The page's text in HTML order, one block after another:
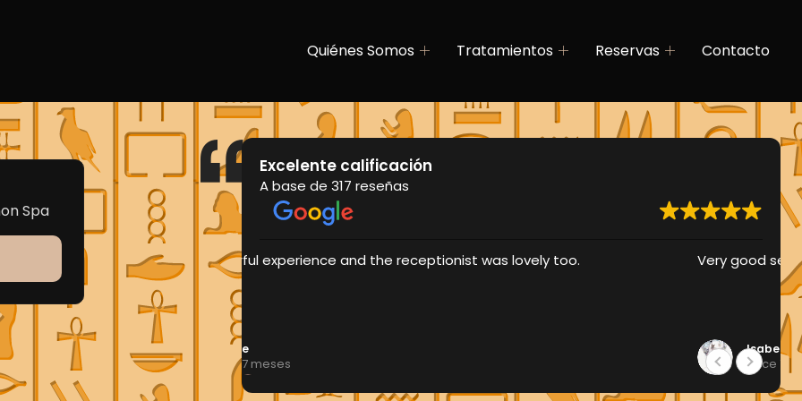
Quiénes Somos Tratamientos Reservas Contacto
Spa
Excelente calificación
A base de 317 reseñas
was lovely too. Very good service